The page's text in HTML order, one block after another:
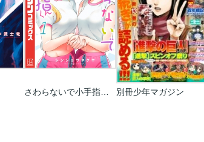
さわらないで小手指くん 別冊少年マガジン